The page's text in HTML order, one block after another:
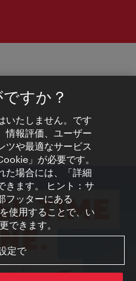
すか？
いたしません。です
情報評価、ユーザー
ツや最適なサービス
」が必要です。
た場合には、「詳細
きます。 ヒント：サ
フッターにある
使用することで、い
できます。
定で